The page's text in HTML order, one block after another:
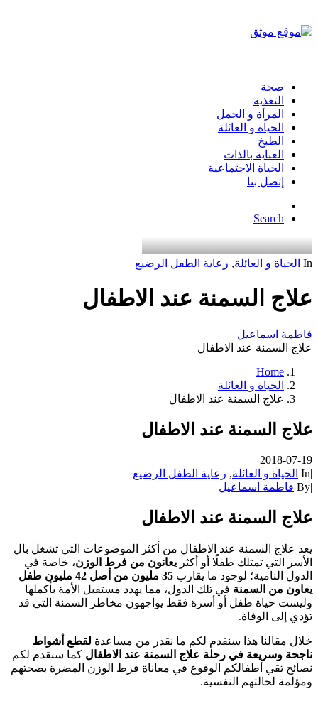
صحة
التغذية
المرأة و الحمل
الحياة و العائلة
الطبخ
العناية بالذات
الحياة الاجتماعية
إتصل بنا
Search
In الحياة و العائلة, رعاية الطفل الرضيع
علاج السمنة عند الاطفال
فاطمة اسماعيل
علاج السمنة عند الاطفال
Home
الحياة و العائلة
علاج السمنة عند الاطفال
علاج السمنة عند الاطفال
2018-07-19
|
In الحياة و العائلة, رعاية الطفل الرضيع
|
By فاطمة اسماعيل
علاج السمنة عند الاطفال
يعد علاج السمنة عند الاطفال من أكثر الموضوعات التي تشغل بال
الأسر التي تمتلك طفلًا أو أكثر يعانون من فرط الوزن، خاصة في
الدول النامية؛ لوجود ما يقارب
35 مليون من أصل 42 مليون طفل
يعاون من السمنة في تلك الدول، مما يهدد مستقبل الأمة بأكملها
وليست حياة طفل أو أسرة فقط يواجهون مخاطر السمنة التي قد
تؤدي إلى الوفاة.
خلال مقالنا هذا سنقدم لكم ما نقدر من مساعدة لقطع أشواط
ناجحة وسريعة في رحلة علاج السمنة عند الاطفال كما سنقدم لكم
نصائح تقي أطفالكم الوقوع في معاناة فرط الوزن المضرة بصحتهم
ومؤلمة لحالتهم النفسية.